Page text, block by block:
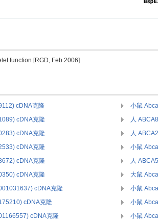
function [RGD, Feb 2006]
cDNA克隆
小鼠
cDNA克隆
人
cDNA克隆
人
cDNA克隆
小鼠
cDNA克隆
人
cDNA克隆
大鼠
cDNA克隆
小鼠
cDNA克隆
小鼠
cDNA克隆
小鼠